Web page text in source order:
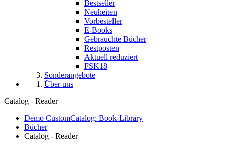
Bestseller
Neuheiten
Vorbesteller
E-Books
Gebrauchte Bücher
Restposten
Aktuell reduziert
FSK18
Sonderangebote
Über uns
Catalog - Reader
Demo CustomCatalog: Book-Library
Bücher
Catalog - Reader